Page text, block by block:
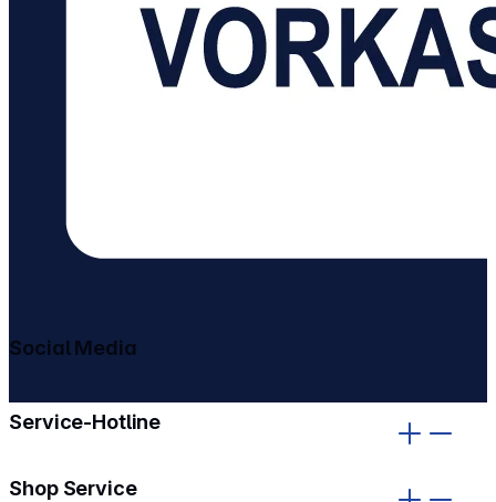
Service-Hotline
Shop Service
Social Media